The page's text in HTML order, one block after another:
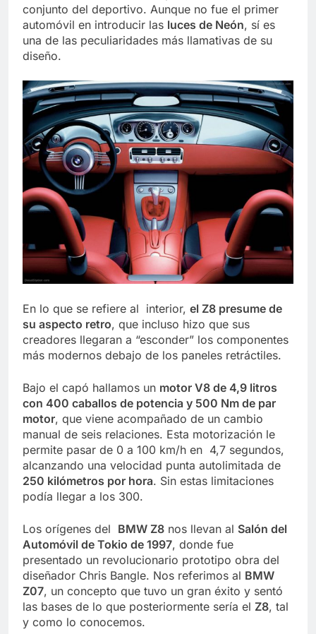
conjunto del deportivo. Aunque no fue el primer
automóvil en introducir las luces de Neón, sí es
una de las peculiaridades más llamativas de su
diseño.
En lo que se refiere al interior, el Z8 presume de
su aspecto retro, que incluso hizo que sus
creadores llegaran a “esconder” los componentes
más modernos debajo de los paneles retráctiles.
Bajo el capó hallamos un motor V8 de 4,9 litros
con 400 caballos de potencia y 500 Nm de par
motor, que viene acompañado de un cambio
manual de seis relaciones. Esta motorización le
permite pasar de 0 a 100 km/h en 4,7 segundos,
alcanzando una velocidad punta autolimitada de
250 kilómetros por hora. Sin estas limitaciones
podía llegar a los 300.
Los orígenes del BMW Z8 nos llevan al Salón del
Automóvil de Tokio de 1997, donde fue
presentado un revolucionario prototipo obra del
diseñador Chris Bangle. Nos referimos al BMW
Z07, un concepto que tuvo un gran éxito y sentó
las bases de lo que posteriormente sería el Z8, tal
y como lo conocemos.